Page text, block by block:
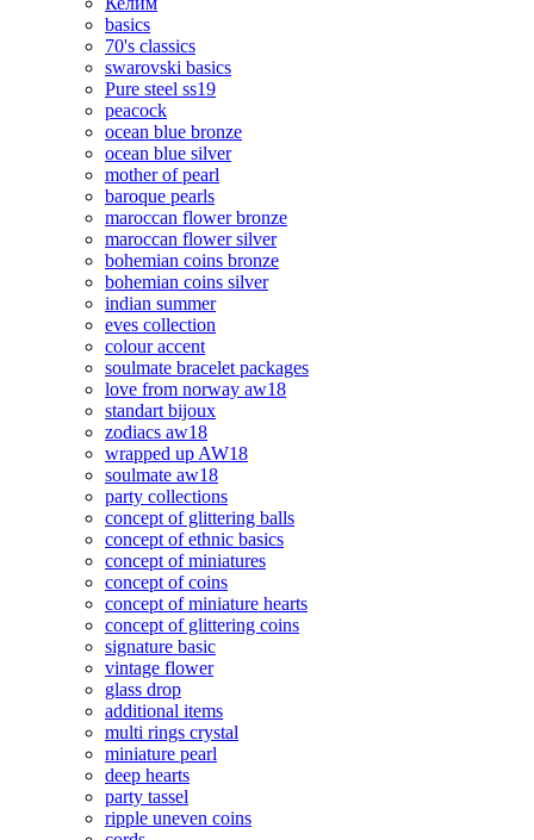
basics
70's classics
swarovski basics
Pure steel ss19
peacock
ocean blue bronze
ocean blue silver
mother of pearl
baroque pearls
maroccan flower bronze
maroccan flower silver
bohemian coins bronze
bohemian coins silver
indian summer
eves collection
colour accent
soulmate bracelet packages
love from norway aw18
standart bijoux
zodiacs aw18
wrapped up AW18
soulmate aw18
party collections
concept of glittering balls
concept of ethnic basics
concept of miniatures
concept of coins
concept of miniature hearts
concept of glittering coins
signature basic
vintage flower
glass drop
additional items
multi rings crystal
miniature pearl
deep hearts
party tassel
ripple uneven coins